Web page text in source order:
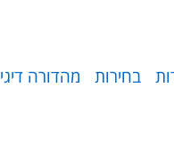
בחירות מהדורה